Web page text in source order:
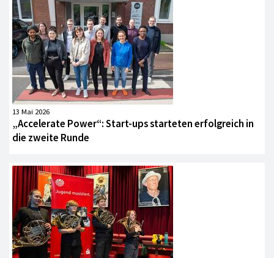
13 Mai 2026
„Accelerate Power“: Start-ups starteten erfolgreich in
die zweite Runde